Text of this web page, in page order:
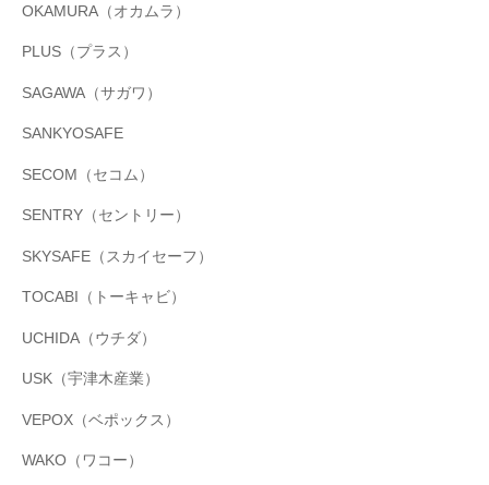
OKAMURA（オカムラ）
PLUS（プラス）
SAGAWA（サガワ）
SANKYOSAFE
SECOM（セコム）
SENTRY（セントリー）
SKYSAFE（スカイセーフ）
TOCABI（トーキャビ）
UCHIDA（ウチダ）
USK（宇津木産業）
VEPOX（ベポックス）
WAKO（ワコー）